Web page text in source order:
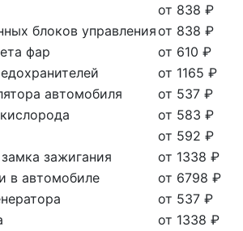
от 838 ₽
блоков управленияот 838 ₽
фар
от 610 ₽
от 1165 ₽
автомобиля
от 537 ₽
от 583 ₽
от 592 ₽
зажигания
от 1338 ₽
в автомобиле
от 6798 ₽
от 537 ₽
от 1338 ₽